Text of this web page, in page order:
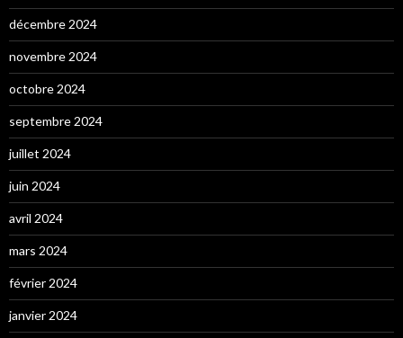
décembre 2024
novembre 2024
octobre 2024
septembre 2024
juillet 2024
juin 2024
avril 2024
mars 2024
février 2024
janvier 2024